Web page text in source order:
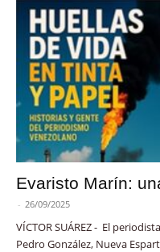
Evaristo Marín:
- 26/09/2025
VÍCTOR SUÁREZ - El
Pedro González, Nueva